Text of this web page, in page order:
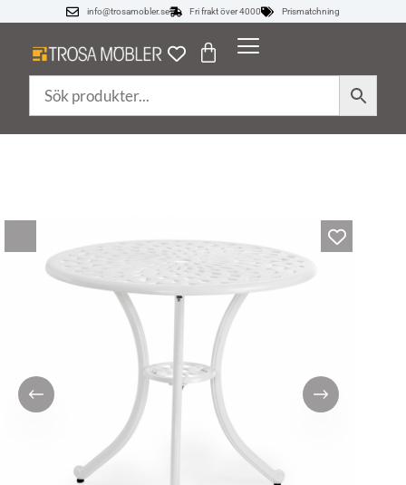
info@trosamobler.se Fri frakt över 4000 Prismatchning